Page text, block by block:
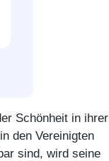
Schönheit in ihrer
den Vereinigten
sind, wird seine